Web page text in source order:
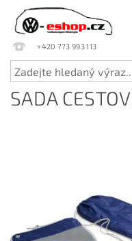
+420 773 993 113
SADA